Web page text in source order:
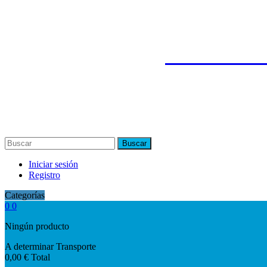
Buscar
Iniciar sesión
Registro
Categorías
0 0
Ningún producto
A determinarTransporte
0,00 € Total